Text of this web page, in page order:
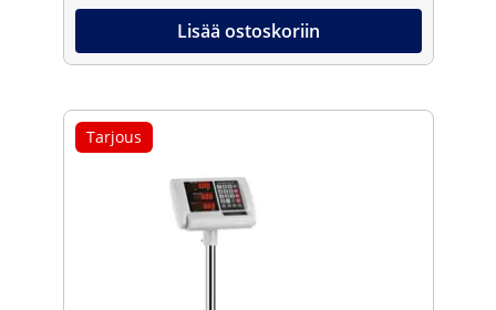
Lisää ostoskoriin
Tarjous